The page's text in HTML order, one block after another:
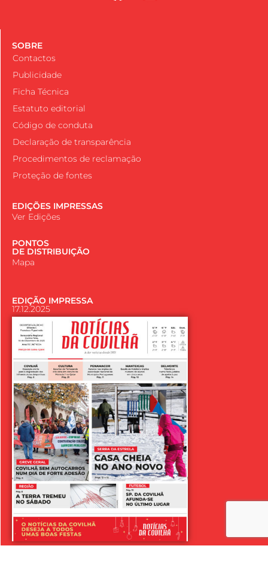
SOBRE
Contactos
Publicidade
Ficha Técnica
Estatuto editorial
Código de conduta
Declaração de transparência
Procedimentos de reclamação
Proteção de fontes
EDIÇÕES IMPRESSAS
Ver Edições
PONTOS
DE DISTRIBUIÇÃO
Mapa
EDIÇÃO IMPRESSA
17.12.2025